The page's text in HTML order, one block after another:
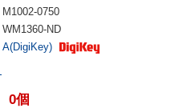
M1002-0750
WM1360-ND
A(DigiKey)
0個